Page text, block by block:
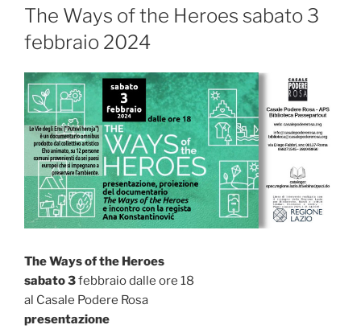
IL
The Ways of the Heroes sabato 3
febbraio 2024
The Ways of the Heroes
sabato 3febbraio dalle ore 18
al Casale Podere Rosa
presentazione